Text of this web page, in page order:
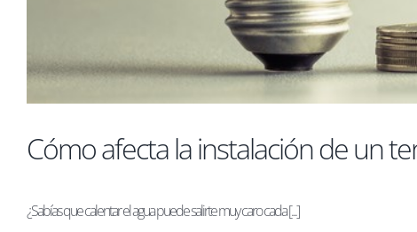
Cómo afecta la instalación de un
¿Sabías que calentar el agua puede salirte muy caro cada [...]